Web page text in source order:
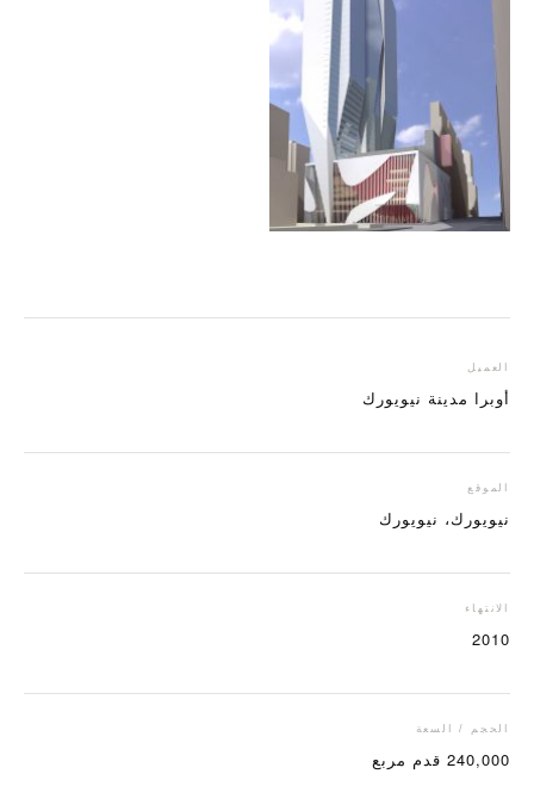
العميل
أوبرا مدينة نيويورك
الموقع
نيويورك، نيويورك
الانتهاء
2010
الحجم / السعة
240,000 قدم مربع